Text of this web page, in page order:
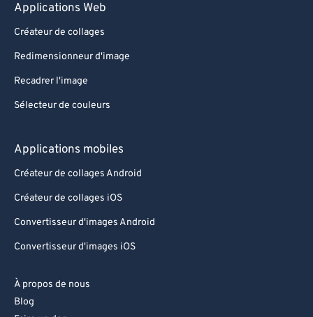
Applications Web
Créateur de collages
Redimensionneur d'image
Recadrer l'image
Sélecteur de couleurs
Applications mobiles
Créateur de collages Android
Créateur de collages iOS
Convertisseur d'images Android
Convertisseur d'images iOS
À propos de nous
Blog